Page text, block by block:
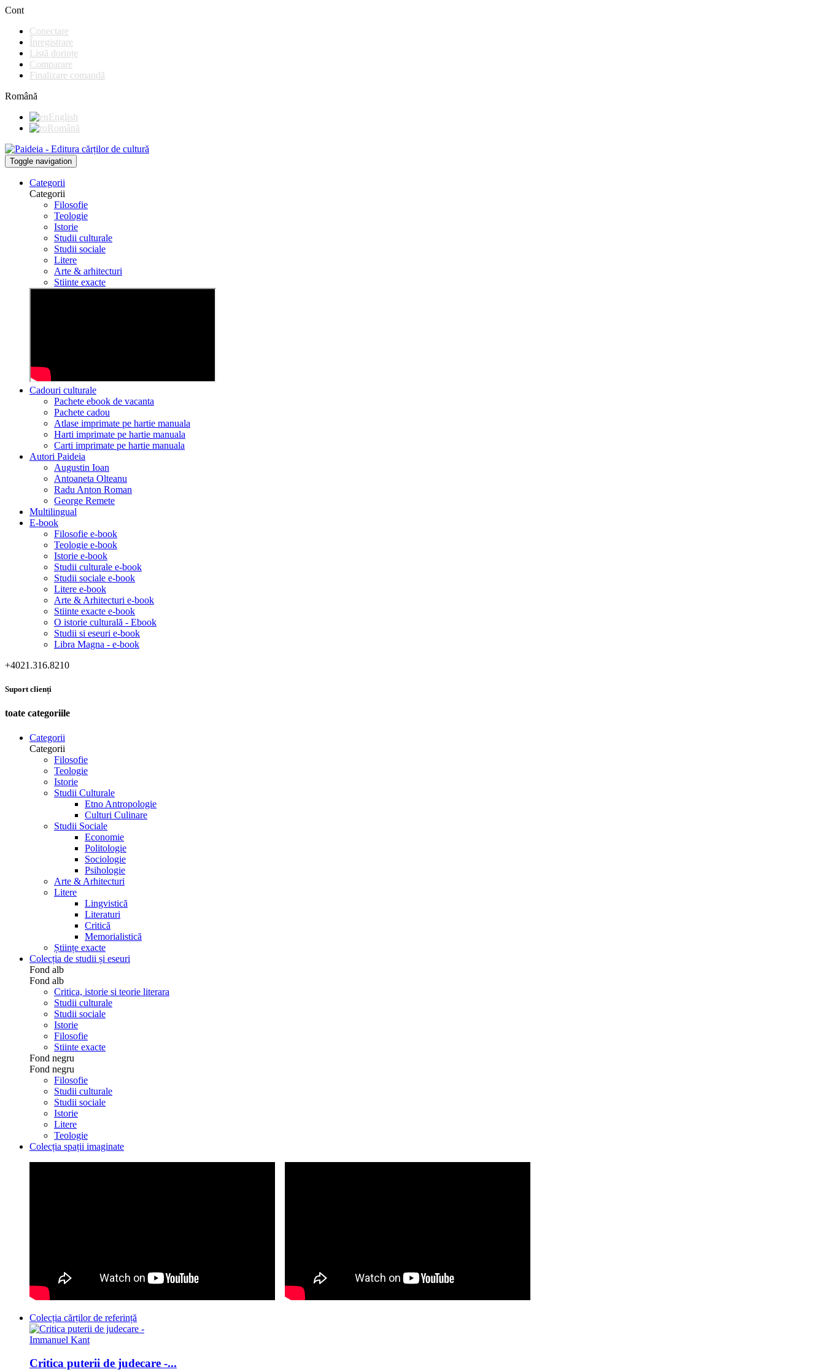
Cont
Conectare
Înregistrare
Listă dorințe
Comparare
Finalizare comandă
Română
English
Română
Toggle navigation
Categorii
Categorii
Filosofie
Teologie
Istorie
Studii culturale
Studii sociale
Litere
Arte & arhitecturi
Stiinte exacte
Cadouri culturale
Pachete ebook de vacanta
Pachete cadou
Atlase imprimate pe hartie manuala
Harti imprimate pe hartie manuala
Carti imprimate pe hartie manuala
Autori Paideia
Augustin Ioan
Antoaneta Olteanu
Radu Anton Roman
George Remete
Multilingual
E-book
Filosofie e-book
Teologie e-book
Istorie e-book
Studii culturale e-book
Studii sociale e-book
Litere e-book
Arte & Arhitecturi e-book
Stiinte exacte e-book
O istorie culturală - Ebook
Studii si eseuri e-book
Libra Magna - e-book
+4021.316.8210
Suport clienți
toate categoriile
Categorii
Categorii
Filosofie
Teologie
Istorie
Studii Culturale
Etno Antropologie
Culturi Culinare
Studii Sociale
Economie
Politologie
Sociologie
Psihologie
Arte & Arhitecturi
Litere
Lingvistică
Literaturi
Critică
Memorialistică
Științe exacte
Colecția de studii și eseuri
Fond alb
Fond alb
Critica, istorie si teorie literara
Studii culturale
Studii sociale
Istorie
Filosofie
Stiinte exacte
Fond negru
Fond negru
Filosofie
Studii culturale
Studii sociale
Istorie
Litere
Teologie
Colecția spații imaginate
Colecția cărților de referință
Critica puterii de judecare -...